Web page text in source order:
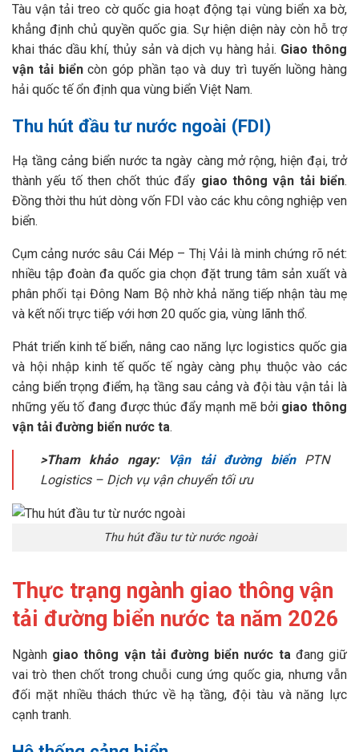
Tàu vận tải treo cờ quốc gia hoạt động tại vùng biển xa bờ,
khẳng định chủ quyền quốc gia. Sự hiện diện này còn hỗ trợ
khai thác dầu khí, thủy sản và dịch vụ hàng hải. Giao thông
vận tải biểncòn góp phần tạo và duy trì tuyến luồng hàng
hải quốc tế ổn định qua vùng biển Việt Nam.
Thu hút đầu tư nước ngoài (FDI)
Hạ tầng cảng biển nước ta ngày càng mở rộng, hiện đại, trở
thành yếu tố then chốt thúc đẩy giao thông vận tải biển.
Đồng thời thu hút dòng vốn FDI vào các khu công nghiệp ven
biển.
Cụm cảng nước sâu Cái Mép – Thị Vải là minh chứng rõ nét:
nhiều tập đoàn đa quốc gia chọn đặt trung tâm sản xuất và
phân phối tại Đông Nam Bộ nhờ khả năng tiếp nhận tàu mẹ
và kết nối trực tiếp với hơn 20 quốc gia, vùng lãnh thổ.
Phát triển kinh tế biển, nâng cao năng lực logistics quốc gia
và hội nhập kinh tế quốc tế ngày càng phụ thuộc vào các
cảng biển trọng điểm, hạ tầng sau cảng và đội tàu vận tải là
những yếu tố đang được thúc đẩy mạnh mẽ bởi giao thông
vận tải đường biển nước ta.
>Tham khảo ngay: Vận tải đường biểnPTN
Logistics – Dịch vụ vận chuyển tối ưu
Thu hút đầu tư từ nước ngoài
Thực trạng ngành giao thông vận
tải đường biển nước ta năm 2026
Ngành giao thông vận tải đường biển nước ta đang giữ
vai trò then chốt trong chuỗi cung ứng quốc gia, nhưng vẫn
đối mặt nhiều thách thức về hạ tầng, đội tàu và năng lực
cạnh tranh.